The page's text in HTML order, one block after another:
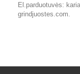
El.parduotuvės:
grindjuostes.com.